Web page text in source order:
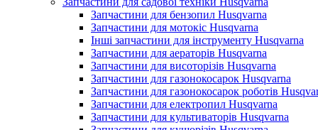
Запчастини для бензопил Husqvarna
Запчастини для мотокіс Husqvarna
Інші запчастини для інструменту Husqvarna
Запчастини для аераторів Husqvarna
Запчастини для висоторізів Husqvarna
Запчастини для газонокосарок Husqvarna
Запчастини для газонокосарок роботів
Запчастини для електропил Husqvarna
Запчастини для культиваторів Husqvarna